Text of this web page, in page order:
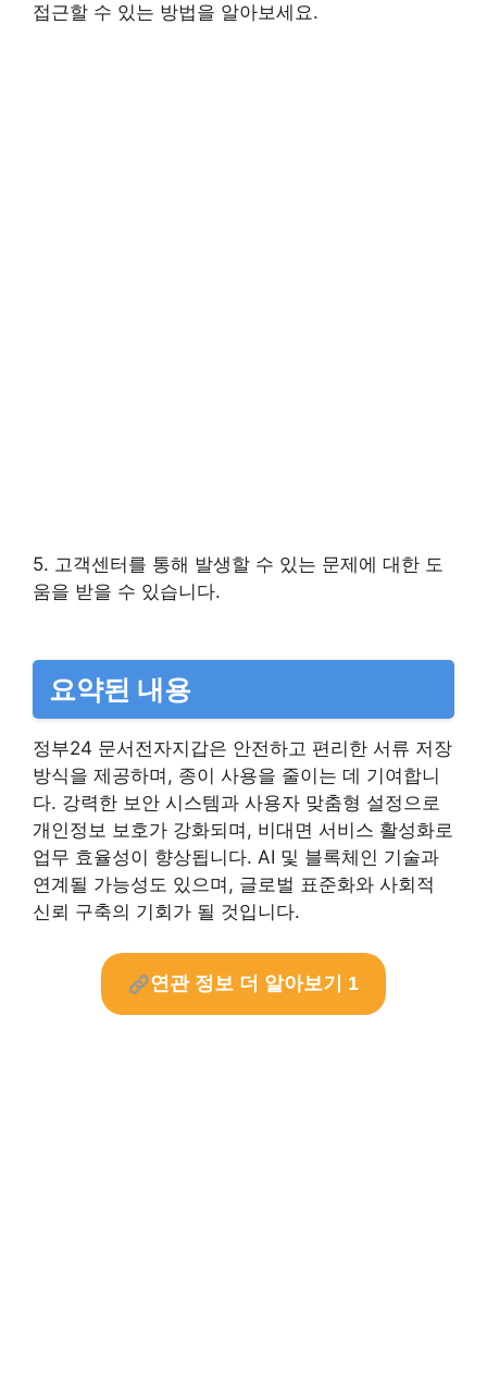
접근할 수 있는 방법을 알아보세요.
5. 고객센터를 통해 발생할 수 있는 문제에 대한 도
움을 받을 수 있습니다.
요약된 내용
정부24 문서전자지갑은 안전하고 편리한 서류 저장
방식을 제공하며, 종이 사용을 줄이는 데 기여합니
다. 강력한 보안 시스템과 사용자 맞춤형 설정으로
개인정보 보호가 강화되며, 비대면 서비스 활성화로
업무 효율성이 향상됩니다. AI 및 블록체인 기술과
연계될 가능성도 있으며, 글로벌 표준화와 사회적
신뢰 구축의 기회가 될 것입니다.
연관 정보 더 알아보기 1